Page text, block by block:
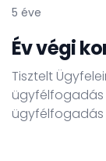
5 éve
Év végi
Tisztelt Ügyfeleink! Tájékoztatjuk Önöket, hogy a
ügyfélfogadás
ügyfélfogadás a
32 2 348 18